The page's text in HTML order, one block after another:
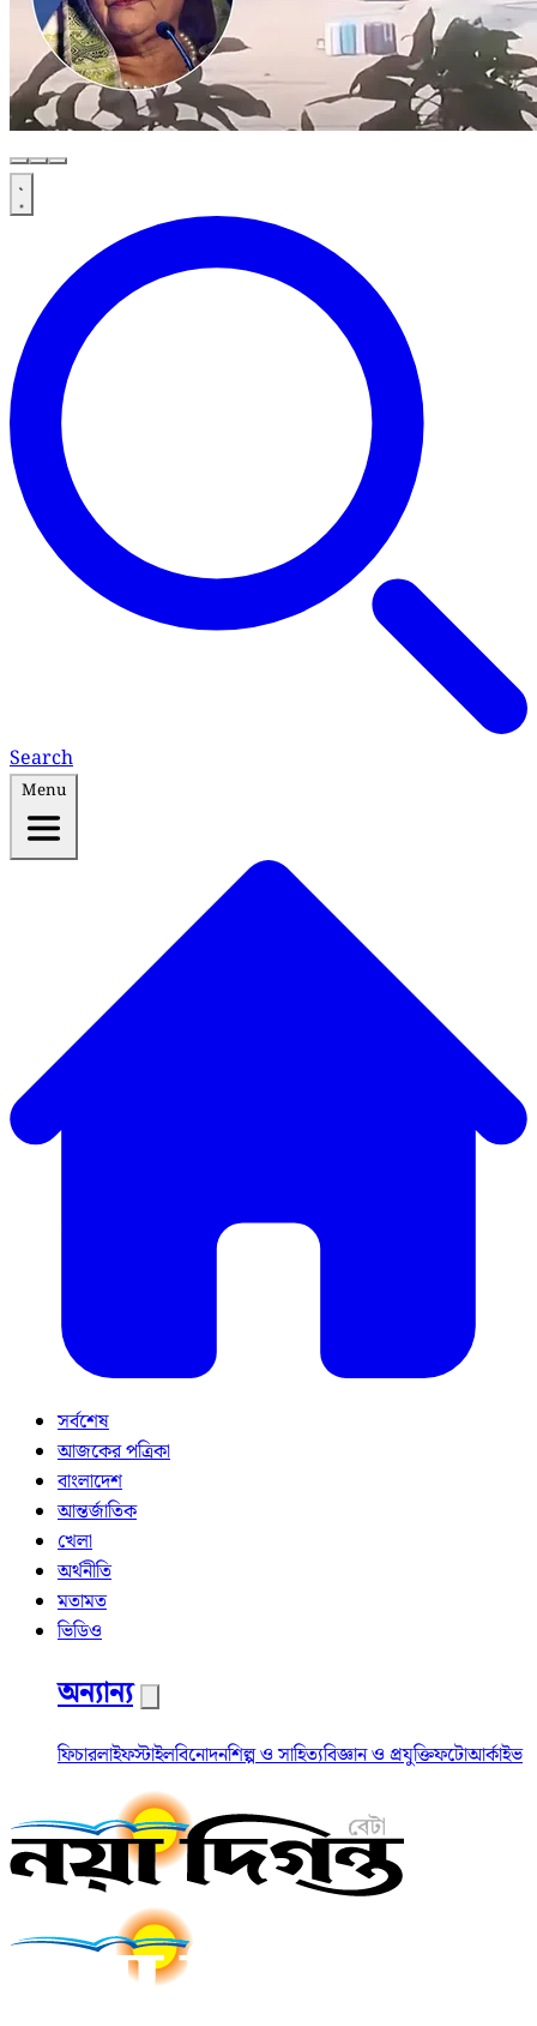
Search
Menu
সর্বশেষ
আজকের পত্রিকা
বাংলাদেশ
আন্তর্জাতিক
খেলা
অর্থনীতি
মতামত
ভিডিও
অন্যান্য
ফিচারলাইফস্টাইলবিনোদনশিল্প ও সাহিত্যবিজ্ঞান ও প্রযুক্তিফটোআর্কাইভ